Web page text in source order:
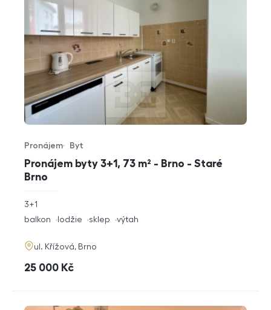
Pronájem byty 3+1, 73 m² - Brno - Staré
Brno
Typ nabídky
Pronájem
Typ nemovitosti
Byt
rozměry
3+1
funkce
balkon lodžie sklep výtah
adresa
ul. Křížová, Brno
cena
25 000 Kč